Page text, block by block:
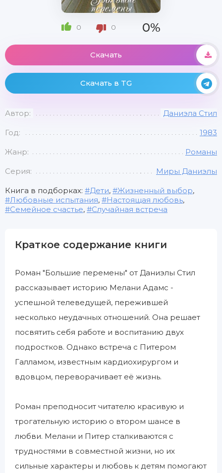
0 0 0%
Скачать
Скачать в TG
Автор: Даниэла Стил
Год: 1983
Жанр: Романы
Серия: Миры Даниэлы
Книга в подборках: Дети, Жизненный выбор,
Любовные испытания, Настоящая любовь,
Семейное счастье, Случайная встреча
Краткое содержание книги
Роман "Большие перемены" от Даниэлы Стил
рассказывает историю Мелани Адамс -
успешной телеведущей, пережившей
несколько неудачных отношений. Она решает
посвятить себя работе и воспитанию двух
подростков. Однако встреча с Питером
Галламом, известным кардиохирургом и
вдовцом, переворачивает её жизнь.
Роман преподносит читателю красивую и
трогательную историю о втором шансе в
любви. Мелани и Питер сталкиваются с
трудностями в совместной жизни, но их
сильные характеры и любовь к детям помогают